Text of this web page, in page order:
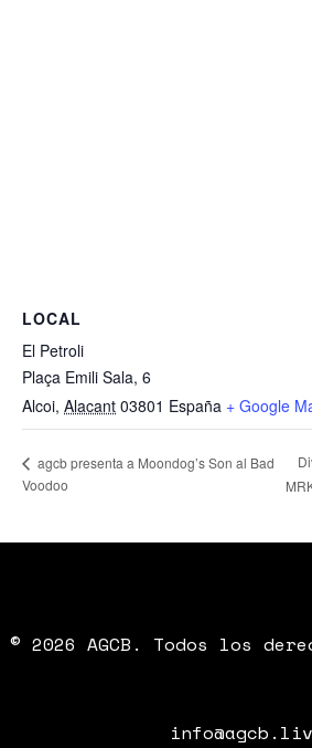
LOCAL
El Petroli
Plaça Emili Sala, 6
Alcoi, Alacant 03801 España + Google
agcb presenta a Moondog’s Son al Bad
Voodoo
© 2026 AGCB. Todos los